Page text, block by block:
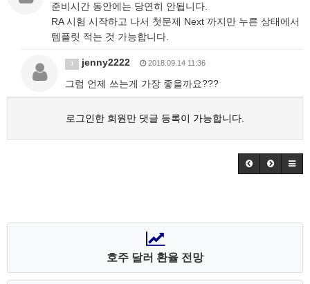
준비시간 동안에는 당연히 안됩니다.
RA 시험 시작하고 나서 첫문제 Next 까지만 누른 상태에서
템플릿 적는 것 가능합니다.
3 jenny2222 2018.09.14 11:36
그럼 언제 쓰는게 가장 좋을까요???
로그인한 회원만 댓글 등록이 가능합니다.
호주 달러 환율 전망